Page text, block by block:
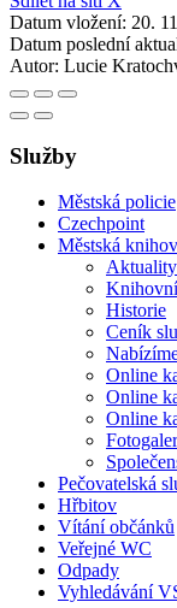
Datum vložení: 20.
Datum poslední
Autor: Lucie
Služby
Městská policie
Czechpoint
Městská
Historie
Ceník
Online
Online
Online
Pečovatelská
Hřbitov
Vítání občánků
Veřejné WC
Odpady
Vyhledávání